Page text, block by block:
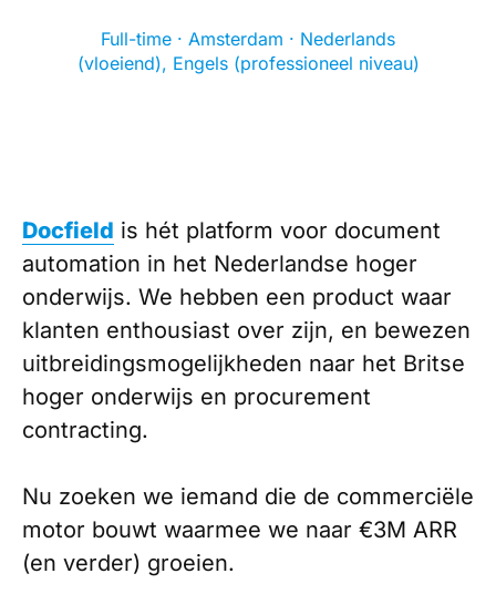
Full-time · Amsterdam · Nederlands
(vloeiend), Engels (professioneel niveau)
Docfield is hét platform voor document
automation in het Nederlandse hoger
onderwijs. We hebben een product waar
klanten enthousiast over zijn, en bewezen
uitbreidingsmogelijkheden naar het Britse
hoger onderwijs en procurement
contracting.
Nu zoeken we iemand die de commerciële
motor bouwt waarmee we naar €3M ARR
(en verder) groeien.